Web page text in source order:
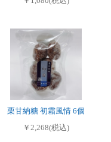
栗甘納糖 初霜風情 6個
￥2,268(税込)